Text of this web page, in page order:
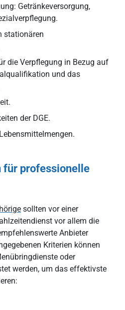
Getränkeversorgung,
stationären
die Verpflegung in Bezug auf
und das
der DGE.
für professionelle
sollten vor einer
vor allem die
Anbieter
Kriterien können
oder
werden, um das effektivste